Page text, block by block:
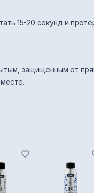
15-20 секунд и
защищенным от